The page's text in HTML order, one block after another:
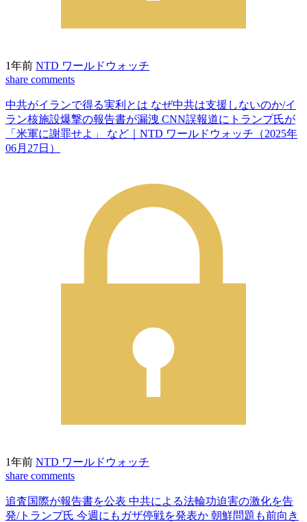
1年前 NTD ワールドウォッチ
share comments
中共がイランで得る実利とは なぜ中共は支援しないのか/イ
ラン核施設爆撃の報告書が漏洩 CNN誤報道にトランプ氏が
「米軍に謝罪せよ」 など｜NTD ワールドウォッチ（2025年
06月27日）
1年前 NTD ワールドウォッチ
share comments
追査国際が報告書を公表 中共による法輪功迫害の激化を告
発/トランプ氏 今週にもガザ停戦を発表か 朝鮮問題も前向き